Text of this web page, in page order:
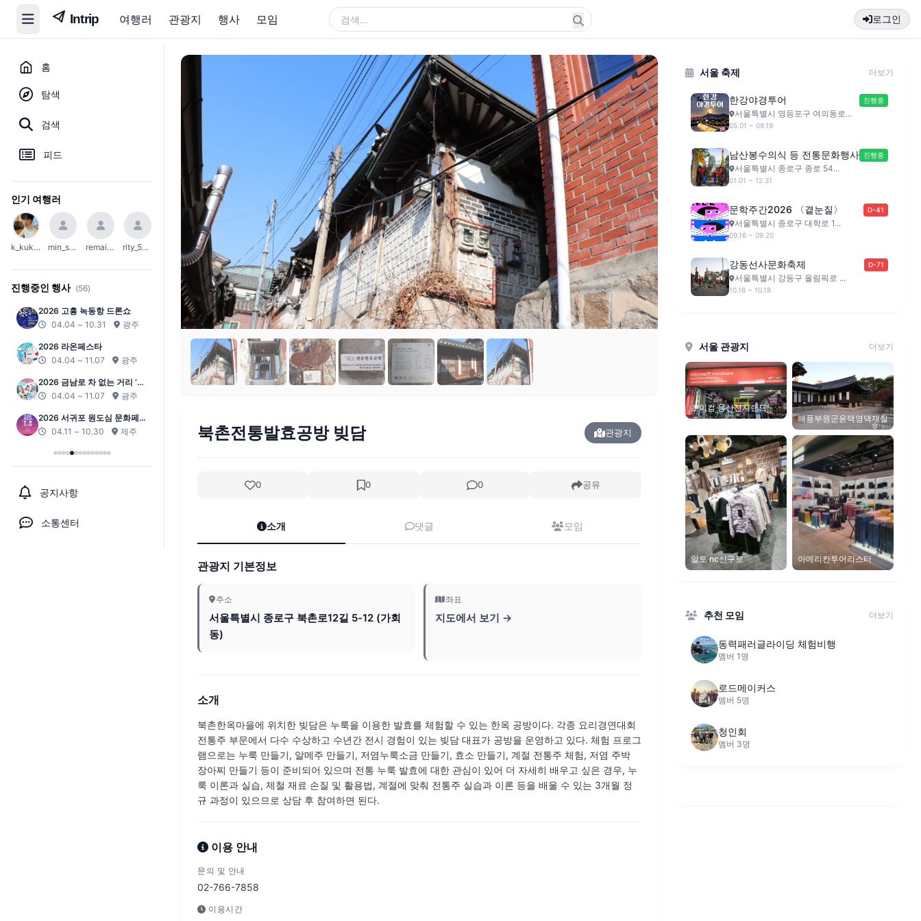
여행러 관광지 행사 모임 로그인
홈
탐색
검색
피드
인기 여행러
k_kuko1111 min_soo_1002 remain_45 rity_5004
진행중인 행사 (56)
2026 고흥 녹동항 드론쇼
04.04 ~ 10.31
광주
2026 라온페스타
04.04 ~ 11.07
광주
2026 금남로 차 없는 거리 ‘걷
자잉’04.04 ~ 11.07 광주
2026 서귀포 원도심 문화페스
티벌04.11 ~ 10.30 제주
공지사항
소통센터
북촌전통발효공방 빚담 관광지
0 0 0 공유
소개 댓글 모임
관광지 기본정보
주소
서울특별시 종로구 북촌로12길 5-12 (가회
동)
좌표
지도에서 보기 →
소개
북촌한옥마을에 위치한 빚담은 누룩을 이용한 발효를 체험할 수 있는 한옥 공방이다. 각종 요리경연대회
전통주 부문에서 다수 수상하고 수년간 전시 경험이 있는 빚담 대표가 공방을 운영하고 있다. 체험 프로그
램으로는 누룩 만들기, 알메주 만들기, 저염누룩소금 만들기, 효소 만들기, 계절 전통주 체험, 저염 주박
장아찌 만들기 등이 준비되어 있으며 전통 누룩 발효에 대한 관심이 있어 더 자세히 배우고 싶은 경우, 누
룩 이론과 실습, 제철 재료 손질 및 활용법, 계절에 맞춰 전통주 실습과 이론 등을 배울 수 있는 3개월 정
규 과정이 있으므로 상담 후 참여하면 된다.
이용 안내
문의 및 안내
02-766-7858
이용시간
서울 축제 더보기
한강야경투어 진행중
서울특별시 영등포구 여의동로...
05.01 ~ 09.19
남산봉수의식 등 전통문화행사 진행중
서울특별시 종로구 종로 54...
01.01 ~ 12.31
문학주간2026 〈곁눈질〉 D-41
서울특별시 종로구 대학로 1...
09.16 ~ 09.20
강동선사문화축제 D-71
서울특별시 강동구 올림픽로 ...
10.16 ~ 10.18
서울 관광지 더보기
초이컴 용산전자랜드
해풍부원군윤택영댁재실
알토 nc신구로 아메리칸투어리스터
추천 모임 더보기
동력패러글라이딩 체험비행
멤버 1명
로드메이커스
멤버 5명
청인회
멤버 3명